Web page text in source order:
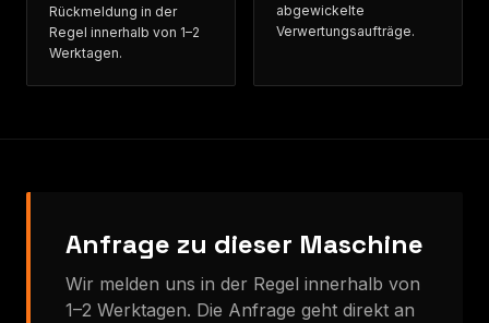
Rückmeldung in der
Regel innerhalb von 1–2
Werktagen.
abgewickelte
Verwertungsaufträge.
Anfrage zu dieser Maschine
Wir melden uns in der Regel innerhalb von
1–2 Werktagen. Die Anfrage geht direkt an